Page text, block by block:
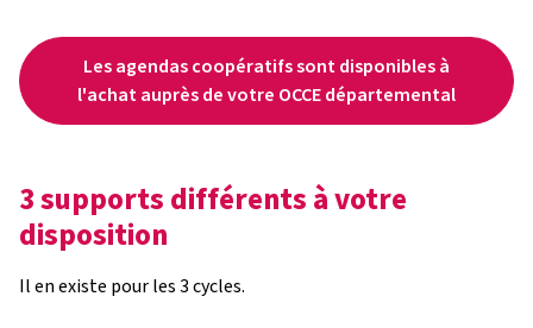
Les agendas coopératifs sont disponibles à
l'achat auprès de votre OCCE départemental
3 supports différents à votre
disposition
Il en existe pour les 3 cycles.